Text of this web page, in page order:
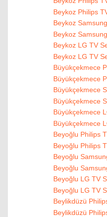
Beykoz Philips
Beykoz
Beykoz
Beykoz LG TV
Beykoz LG TV
Büyükçekmece
Büyükçekmece
Büyükçekmece
Büyükçekmece
Büyükçekmece
Büyükçekmece
Beyoğlu Philips
Beyoğlu Philips
Beyoğlu
Beyoğlu
Beyoğlu LG TV
Beyoğlu LG TV
Beylikdüzü
Beylikdüzü